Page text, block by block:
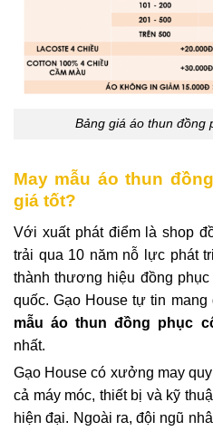
Bảng giá áo thun đồng
May mẫu áo thun
giá tốt?
Với xuất phát điểm là shop
trải qua 10 năm nỗ lực phát
thành thương hiệu đồng
quốc. Gạo House tự tin
mẫu áo thun đồng phục
nhất.
Gạo House có xưởng may
cả máy móc, thiết bị và kỹ
hiện đại. Ngoài ra, đội ngũ